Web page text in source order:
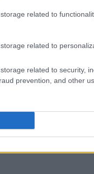
related to
related to
related to security,
prevention, and other
Αγγλοκρατίας:
περίοδο της
έργων για